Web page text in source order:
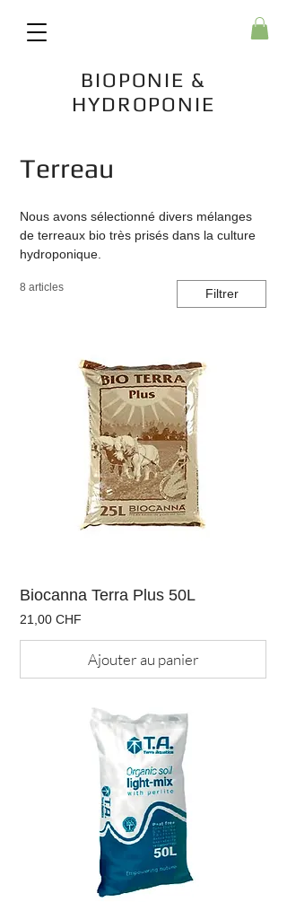
BIOPONIE &
HYDROPONIE
Terreau
Nous avons sélectionné divers mélanges
de terreaux bio très prisés dans la culture
hydroponique.
8 articles Filtrer
Biocanna Terra Plus 50L
Prix
21,00 CHF
Ajouter au panier